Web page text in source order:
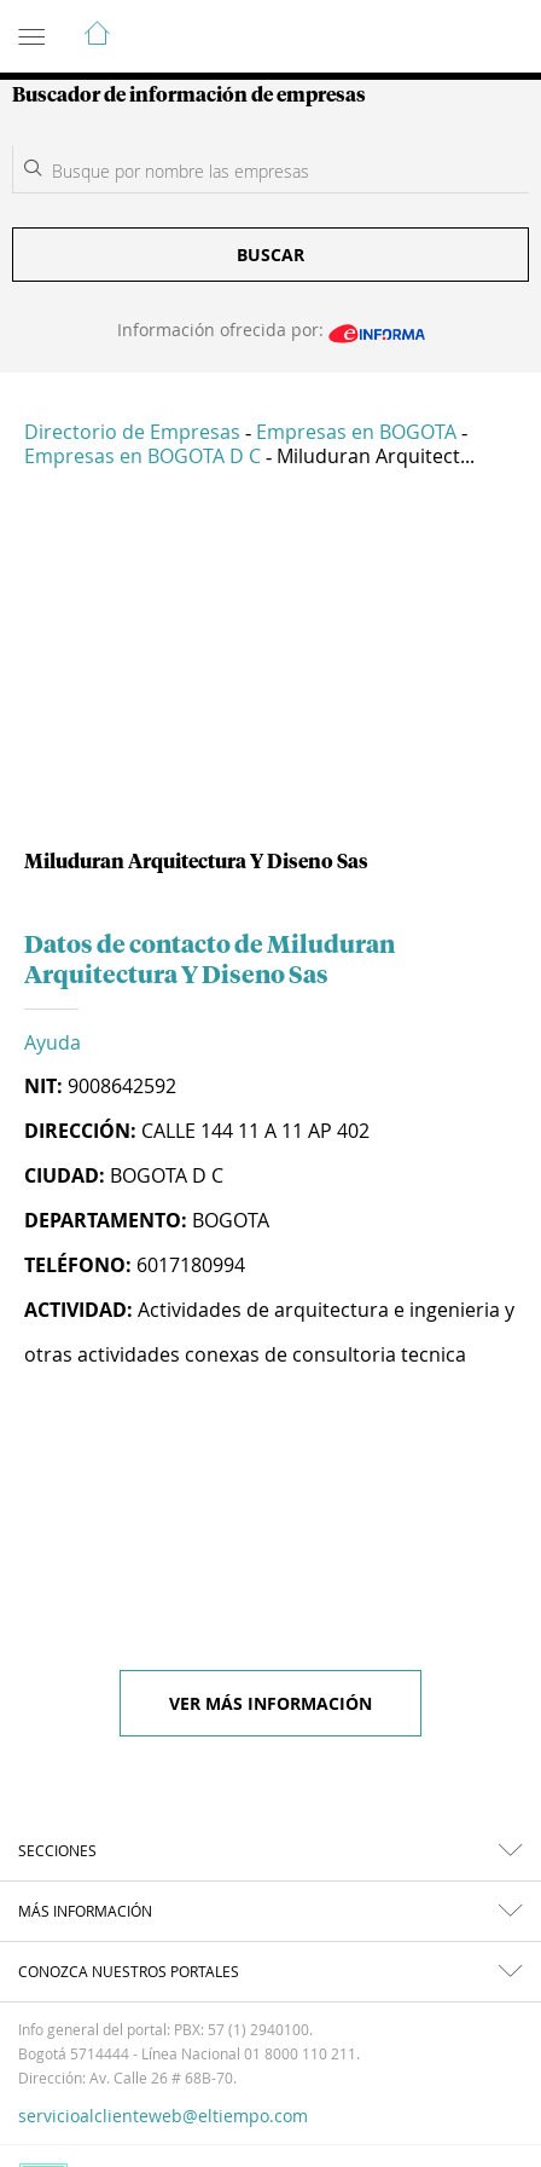
Guía de Empresas Colombianas
Buscador de información de empresas
BUSCAR
Información ofrecida por:
Directorio de Empresas - Empresas en BOGOTA -
Empresas en BOGOTA D C - Miluduran Arquitect...
Miluduran Arquitectura Y Diseno Sas
Datos de contacto de Miluduran
Arquitectura Y Diseno Sas
Ayuda
NIT: 9008642592
DIRECCIÓN: CALLE 144 11 A 11 AP 402
CIUDAD: BOGOTA D C
DEPARTAMENTO: BOGOTA
TELÉFONO: 6017180994
ACTIVIDAD: Actividades de arquitectura e ingenieria y
otras actividades conexas de consultoria tecnica
VER MÁS INFORMACIÓN
SECCIONES
MÁS INFORMACIÓN
CONOZCA NUESTROS PORTALES
Info general del portal: PBX: 57 (1) 2940100.
Bogotá 5714444 - Línea Nacional 01 8000 110 211.
Dirección: Av. Calle 26 # 68B-70.
servicioalclienteweb@eltiempo.com